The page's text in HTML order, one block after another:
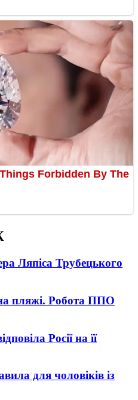
Ляпіса Трубецького
пляжі. Робота ППО
Росії на її
для чоловіків із